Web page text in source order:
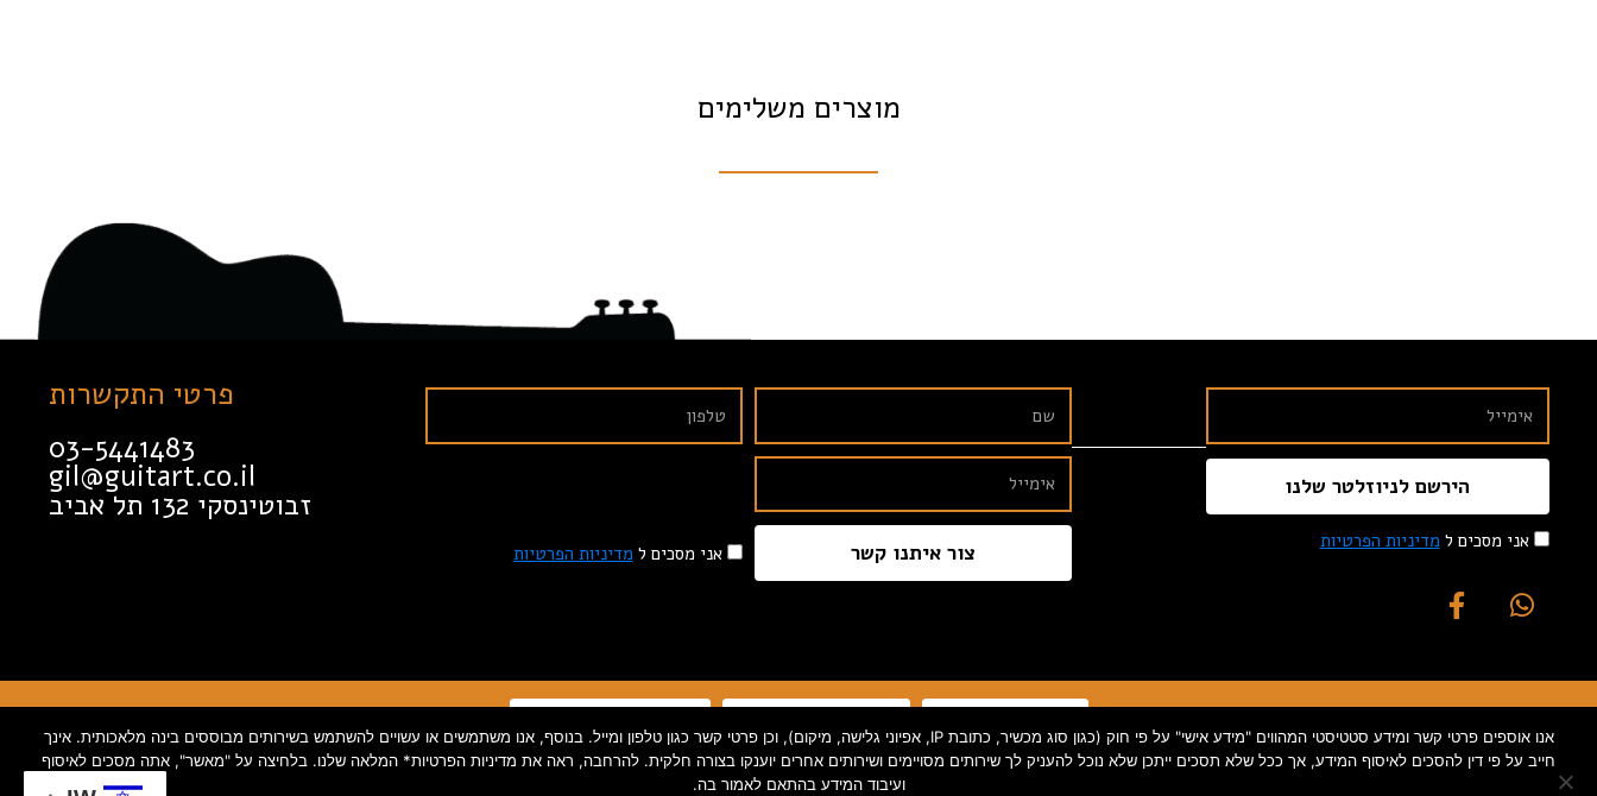
מוצרים משלימים
אני מסכים ל מדיניות הפרטיות
הירשם לניוזלטר שלנו
אני מסכים ל מדיניות הפרטיות צור איתנו קשר
פרטי התקשרות
03-5441483
gil@guitart.co.il
זבוטינסקי 132 תל אביב
הצהרת נגישות מדיניות פרטיות
אנו אוספים פרטי קשר ומידע סטטיסטי המהווים "מידע אישי" על פי חוק (כגון סוג מכשיר, כתובת IP, אפיוני גלישה, מיקום), וכן פרטי קשר כגון טלפון ומייל. בנוסף, אנו משתמשים או עשויים להשתמש בשירותים מבוססים בינה מלאכותית. אינך
חייב על פי דין להסכים לאיסוף המידע, אך ככל שלא תסכים ייתכן שלא נוכל להעניק לך שירותים מסויימים ושירותים אחרים יוענקו בצורה חלקית. להרחבה, ראה את מדיניות הפרטיות* המלאה שלנו. בלחיצה על "מאשר", אתה מסכים לאיסוף
ועיבוד המידע בהתאם לאמור בה.